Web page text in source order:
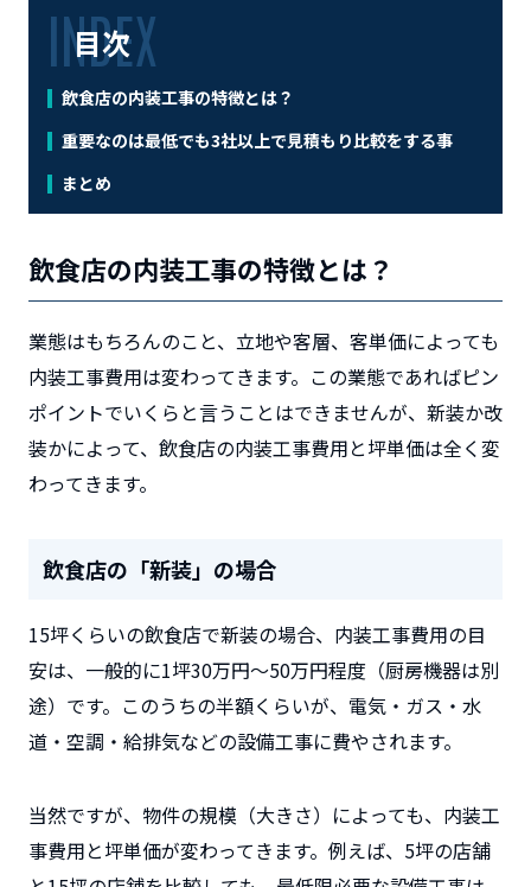
目次
飲食店の内装工事の特徴とは？
重要なのは最低でも3社以上で見積もり比較をする事
まとめ
飲食店の内装工事の特徴とは？
業態はもちろんのこと、立地や客層、客単価によっても
内装工事費用は変わってきます。この業態であればピン
ポイントでいくらと言うことはできませんが、新装か改
装かによって、飲食店の内装工事費用と坪単価は全く変
わってきます。
飲食店の「新装」の場合
15坪くらいの飲食店で新装の場合、内装工事費用の目
安は、一般的に1坪30万円～50万円程度 （厨房機器は別
途）です。このうちの半額くらいが、電気・ガス・水
道・空調・給排気などの設備工事に費やされます。
当然ですが、物件の規模（大きさ）によっても、内装工
事費用と坪単価が変わってきます。例えば、5坪の店舗